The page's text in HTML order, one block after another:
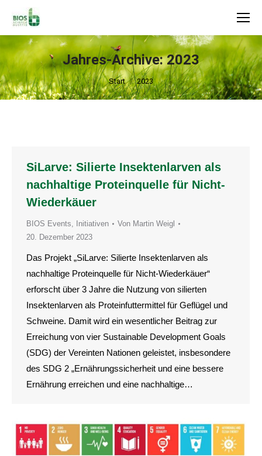
Search:
Jahres-Archive:2023
Sie befinden sich hier:
Start 2023
SiLarve: Silierte Insektenlarven als
nachhaltige Proteinquelle für Nicht-
Wiederkäuer
BIOS Events, Initiativen Von Martin Weigl
20. Dezember 2023
Das Projekt „SiLarve: Silierte Insektenlarven als
nachhaltige Proteinquelle für Nicht-Wiederkäuer“
erforscht über 3 Jahre die Nutzung von silierten
Insektenlarven als Proteinfuttermittel für Geflügel und
Schweine. Damit wird ein wesentlicher Beitrag zur
Erreichung von vier Sustainable Development Goals
(SDG) der Vereinten Nationen geleistet, insbesondere
des SDG 2 „Ernährungssicherheit und eine bessere
Ernährung erreichen und eine nachhaltige…